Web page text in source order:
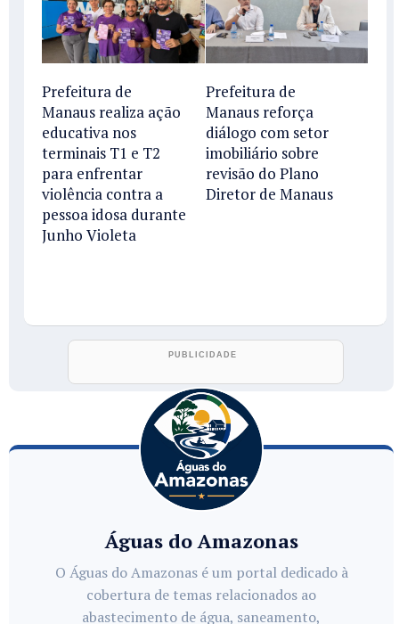
Prefeitura de
Manaus realiza ação
educativa nos
terminais T1 e T2
para enfrentar
violência contra a
pessoa idosa durante
Junho Violeta
Prefeitura de
Manaus reforça
diálogo com setor
imobiliário sobre
revisão do Plano
Diretor de Manaus
Águas do Amazonas
O Águas do Amazonas é um portal dedicado à
cobertura de temas relacionados ao
abastecimento de água, saneamento,